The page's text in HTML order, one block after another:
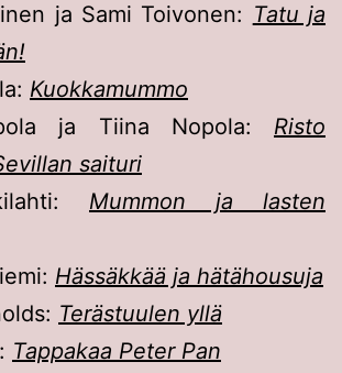
ja Sami Toivonen: Tatu ja
Kuokkamummo
ja Tiina Nopola: Risto
saituri
Mummon ja lasten
Hässäkkää ja hätähousuja
Terästuulen yllä
Tappakaa Peter Pan